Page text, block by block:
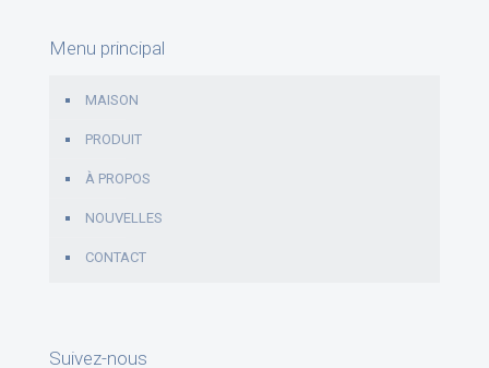
Menu principal
MAISON
PRODUIT
À PROPOS
NOUVELLES
CONTACT
Suivez-nous